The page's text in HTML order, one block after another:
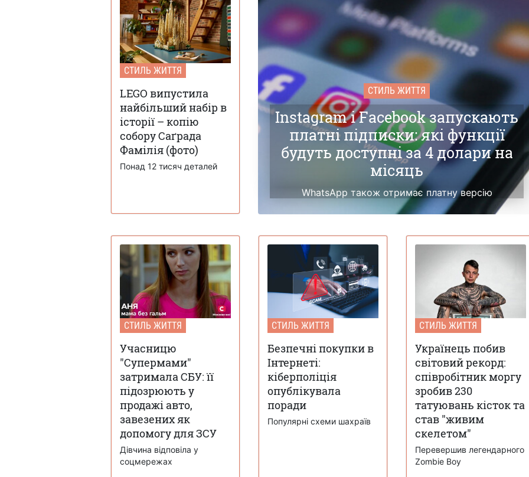
03
01
СТИЛЬ ЖИТТЯ
LEGO випустила
найбільший набір в
історії – копію
собору Саґрада
Фамілія (фото)
Понад 12 тисяч деталей
СТИЛЬ ЖИТТЯ
Instagram і Facebook запускають
платні підписки: які функції
будуть доступні за 4 долари на
місяць
WhatsApp також отримає платну версію
СТИЛЬ ЖИТТЯ
Учасницю
"Супермами"
затримала СБУ: її
підозрюють у
продажі авто,
завезених як
допомогу для ЗСУ
Дівчина відповіла у
соцмережах
СТИЛЬ ЖИТТЯ
Безпечні покупки в
Інтернеті:
кіберполіція
опублікувала
поради
Популярні схеми шахраїв
СТИЛЬ ЖИТТЯ
Українець побив
світовий рекорд:
співробітник моргу
зробив 230
татуювань кісток та
став "живим
скелетом"
Перевершив легендарного
Zombie Boy